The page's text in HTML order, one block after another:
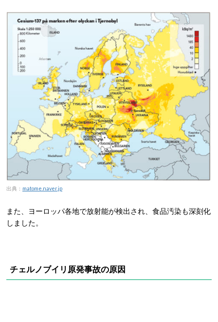
出典： matome.naver.jp
また、ヨーロッパ各地で放射能が検出され、食品汚染も深刻化
しました。
チェルノブイリ原発事故の原因